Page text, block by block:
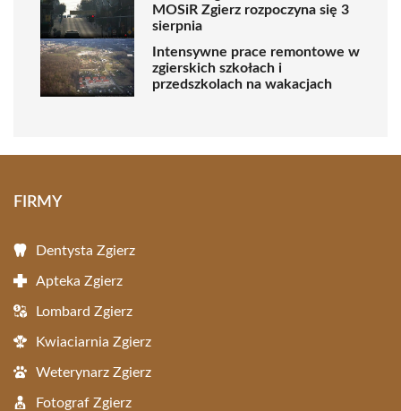
MOSiR Zgierz rozpoczyna się 3
sierpnia
Intensywne prace remontowe w
zgierskich szkołach i
przedszkolach na wakacjach
FIRMY
Dentysta Zgierz
Apteka Zgierz
Lombard Zgierz
Kwiaciarnia Zgierz
Weterynarz Zgierz
Fotograf Zgierz